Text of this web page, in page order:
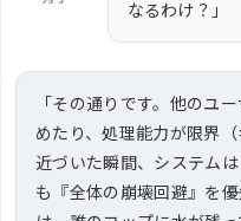
なるわけ？」
「その通りです。他のユ
めたり、処理能力が限界
近づいた瞬間、システム
も『全体の崩壊回避』を